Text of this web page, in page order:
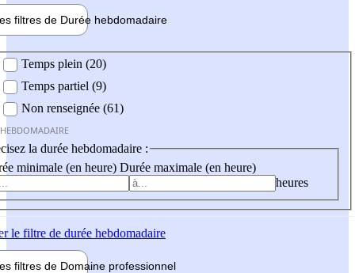
filtres de Durée hebdomadaire
Temps plein (20)
Temps partiel (9)
Non renseignée (61)
la durée hebdomadaire :
minimale (en heure) Durée maximale (en heure)
heures
le filtre de durée hebdomadaire
filtres de Domaine professionnel